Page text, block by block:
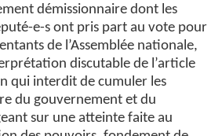
démissionnaire dont les
e-s ont pris part au vote pour
de l’Assemblée nationale,
discutable de l’article
qui interdit de cumuler les
du gouvernement et du
sur une atteinte faite au